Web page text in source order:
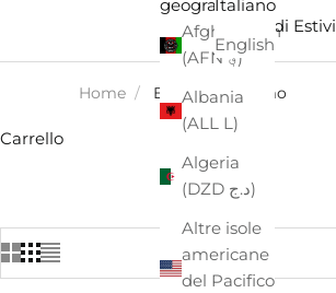
Saldi Estivi
geografica
Afghanistan
(AFN ؋)
Albania
(ALL L)
Algeria
(DZD د.ج)
Altre isole
americane
del Pacifico
Italiano
English
Home / EASTPAK - Uomo
Carrello